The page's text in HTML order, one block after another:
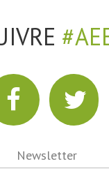
Newsletter